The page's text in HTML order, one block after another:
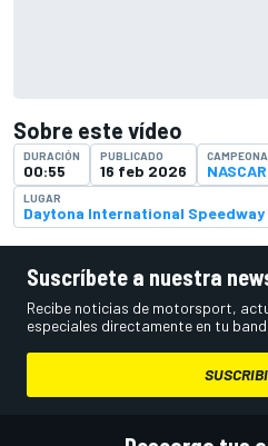
Sobre este vídeo
DURACIÓN
00:55
PUBLICADO
16 feb 2026
LUGAR
Daytona International Speedway
Suscríbete a nuestra
Recibe noticias de motorsport,
especiales directamente en tu